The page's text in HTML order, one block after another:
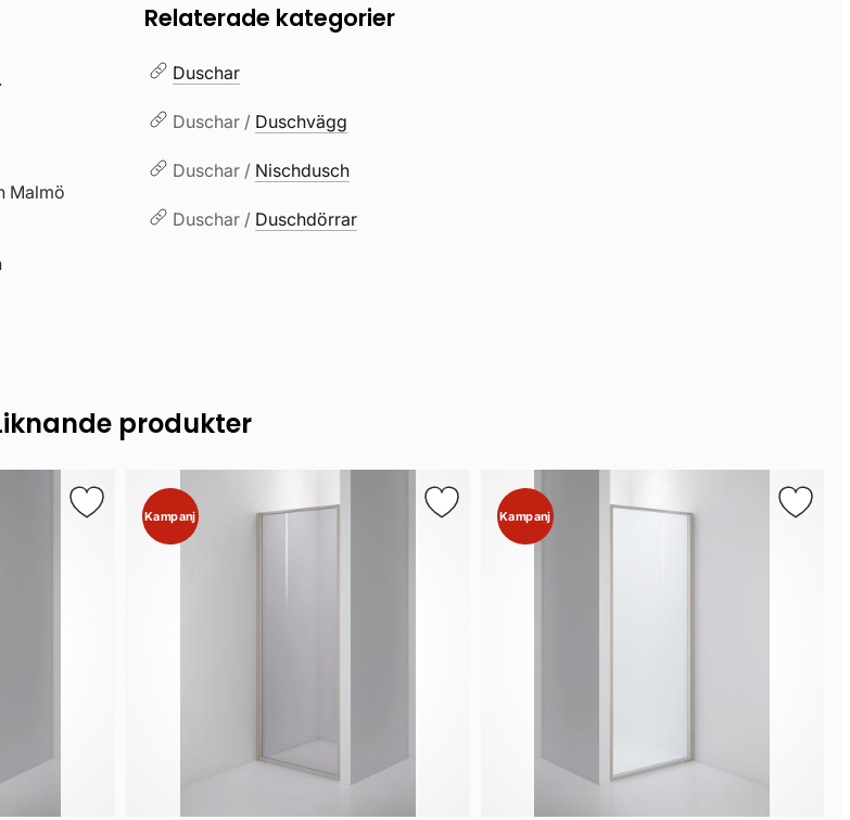
Malmö
Relaterade kategorier
Duschar
Duschar / Duschvägg
Duschar / Nischdusch
Duschar / Duschdörrar
produkter
Kampanj Kampanj